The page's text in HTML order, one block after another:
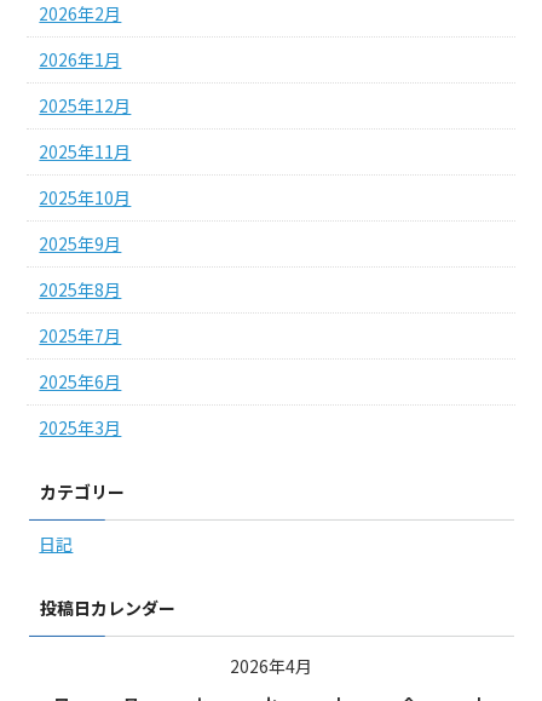
2026年2月
2026年1月
2025年12月
2025年11月
2025年10月
2025年9月
2025年8月
2025年7月
2025年6月
2025年3月
カテゴリー
日記
投稿日カレンダー
2026年4月